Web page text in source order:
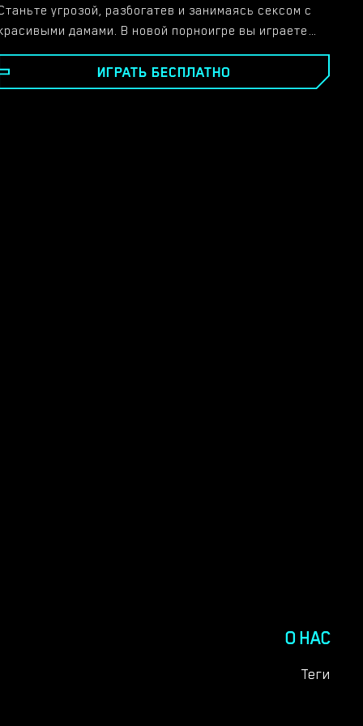
угрозой, разбогатев и занимаясь сексом с
дамами. В новой порноигре вы играете
Зака, 20-летнего нищего девственника, живущего
своей мачехой. С помощью твоего лучшего друга
ты начинаешь зарабатывать деньги, и
ИГРАТЬ БЕСПЛАТНО
О НАС
Теги